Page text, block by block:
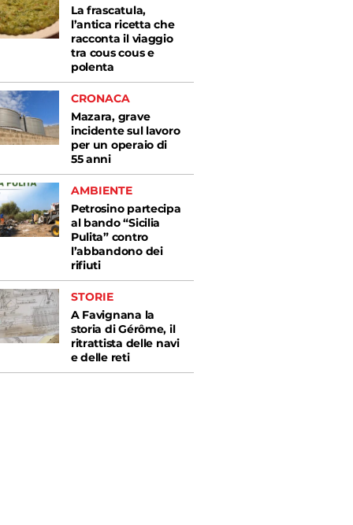
La frascatula,
l’antica ricetta che
racconta il viaggio
tra cous cous e
polenta
CRONACA
Mazara, grave
incidente sul lavoro
per un operaio di
55 anni
AMBIENTE
Petrosino partecipa
al bando “Sicilia
Pulita” contro
l’abbandono dei
rifiuti
STORIE
A Favignana la
storia di Gérôme, il
ritrattista delle navi
e delle reti